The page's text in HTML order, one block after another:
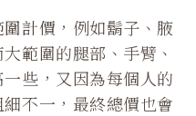
計價 ，例如鬍子、腋
範圍的腿部、手臂、
些，又因為每個人的
不一，最終總價也會